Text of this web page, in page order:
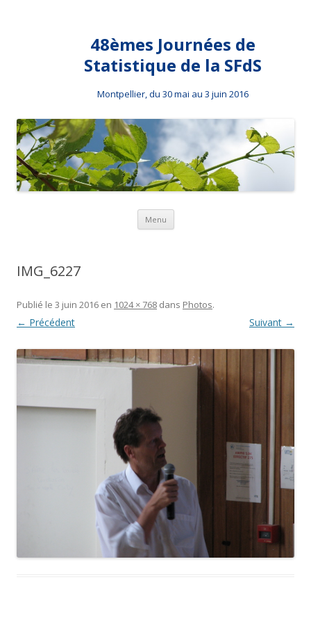
48èmes Journées de
Statistique de la SFdS
Montpellier, du 30 mai au 3 juin 2016
Menu Aller au contenu principal
IMG_6227
Publié le 3 juin 2016 en 1024 × 768 dans Photos.
← Précédent Suivant →